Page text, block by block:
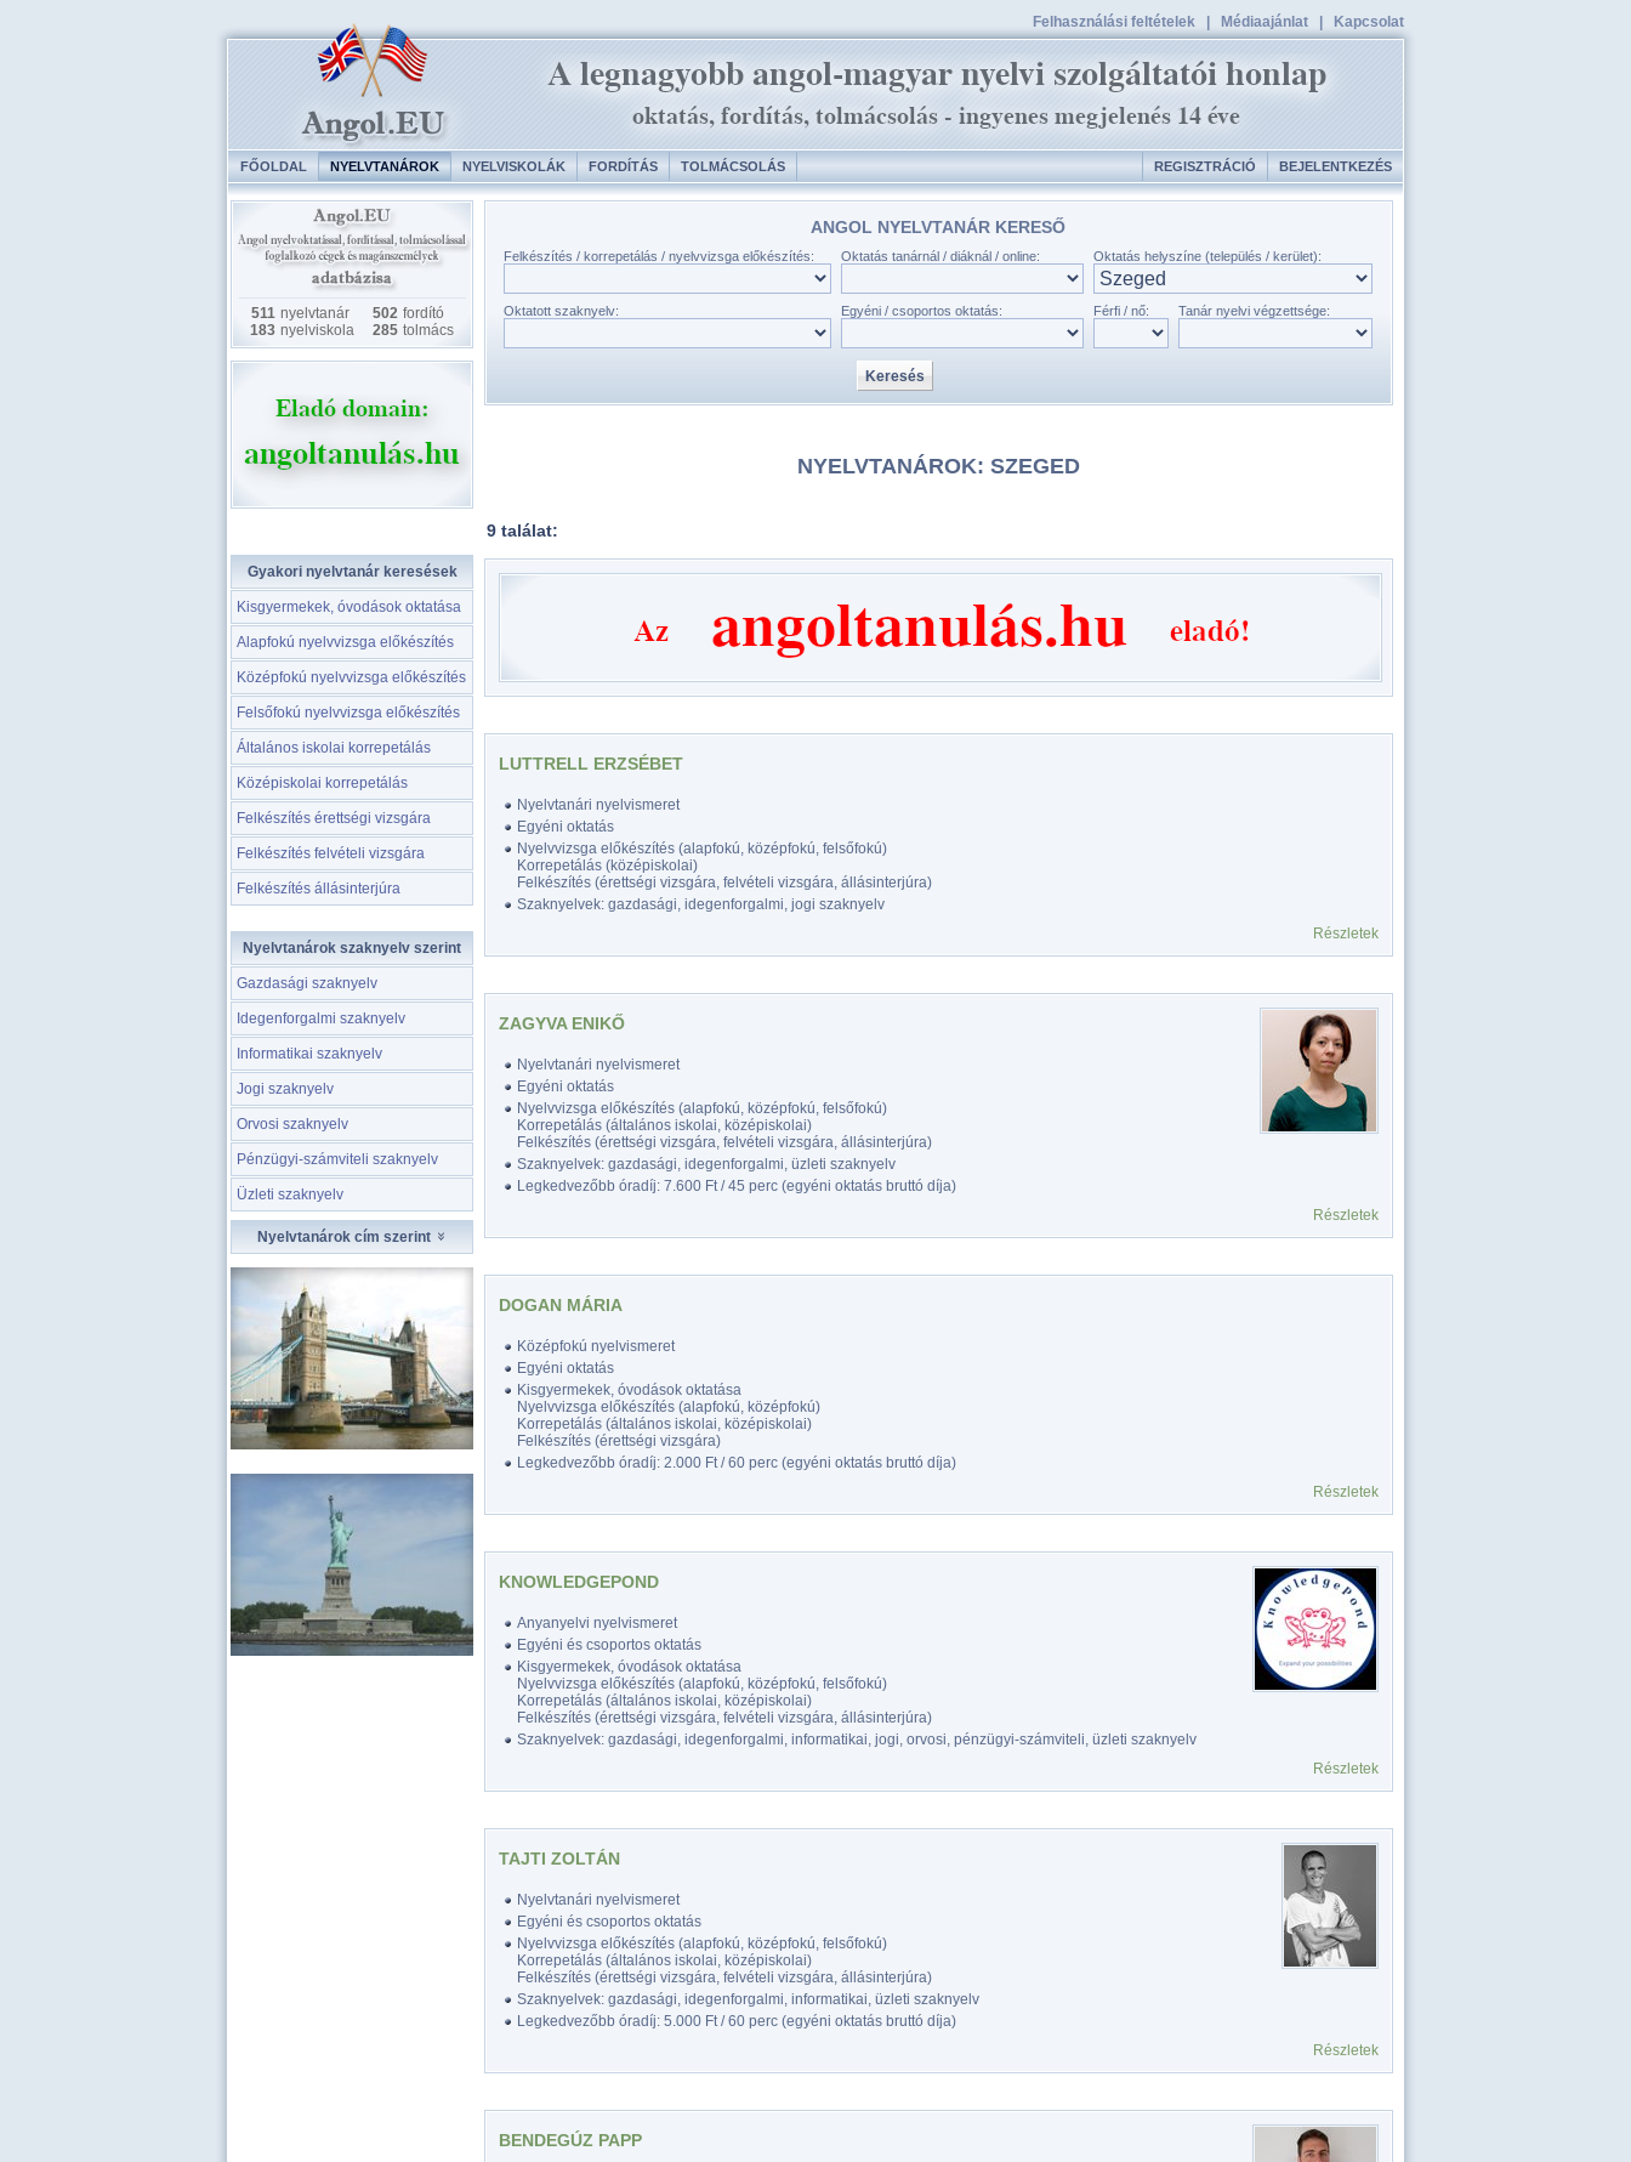
Felhasználási feltételek Médiaajánlat Kapcsolat
FŐOLDAL NYELVTANÁROK NYELVISKOLÁK FORDÍTÁS TOLMÁCSOLÁS REGISZTRÁCIÓ BEJELENTKEZÉS
511 nyelvtanár 502 fordító
183 nyelviskola 285 tolmács
Gyakori nyelvtanár keresések
Kisgyermekek, óvodások oktatása
Alapfokú nyelvvizsga előkészítés
Középfokú nyelvvizsga előkészítés
Felsőfokú nyelvvizsga előkészítés
Általános iskolai korrepetálás
Középiskolai korrepetálás
Felkészítés érettségi vizsgára
Felkészítés felvételi vizsgára
Felkészítés állásinterjúra
Nyelvtanárok szaknyelv szerint
Gazdasági szaknyelv
Idegenforgalmi szaknyelv
Informatikai szaknyelv
Jogi szaknyelv
Orvosi szaknyelv
Pénzügyi-számviteli szaknyelv
Üzleti szaknyelv
Nyelvtanárok cím szerint
ANGOL NYELVTANÁR KERESŐ
Felkészítés / korrepetálás / nyelvvizsga előkészítés: Oktatás tanárnál / diáknál / online: Oktatás helyszíne (település / kerület):
Oktatott szaknyelv: Egyéni / csoportos oktatás: Férfi / nő: Tanár nyelvi végzettsége:
NYELVTANÁROK: SZEGED
9 találat:
LUTTRELL ERZSÉBET
Nyelvtanári nyelvismeret
Egyéni oktatás
Nyelvvizsga előkészítés (alapfokú, középfokú, felsőfokú)
Korrepetálás (középiskolai)
Felkészítés (érettségi vizsgára, felvételi vizsgára, állásinterjúra)
Szaknyelvek: gazdasági, idegenforgalmi, jogi szaknyelv
Részletek
ZAGYVA ENIKŐ
Nyelvtanári nyelvismeret
Egyéni oktatás
Nyelvvizsga előkészítés (alapfokú, középfokú, felsőfokú)
Korrepetálás (általános iskolai, középiskolai)
Felkészítés (érettségi vizsgára, felvételi vizsgára, állásinterjúra)
Szaknyelvek: gazdasági, idegenforgalmi, üzleti szaknyelv
Legkedvezőbb óradíj: 7.600 Ft / 45 perc (egyéni oktatás bruttó díja)
Részletek
DOGAN MÁRIA
Középfokú nyelvismeret
Egyéni oktatás
Kisgyermekek, óvodások oktatása
Nyelvvizsga előkészítés (alapfokú, középfokú)
Korrepetálás (általános iskolai, középiskolai)
Felkészítés (érettségi vizsgára)
Legkedvezőbb óradíj: 2.000 Ft / 60 perc (egyéni oktatás bruttó díja)
Részletek
KNOWLEDGEPOND
Anyanyelvi nyelvismeret
Egyéni és csoportos oktatás
Kisgyermekek, óvodások oktatása
Nyelvvizsga előkészítés (alapfokú, középfokú, felsőfokú)
Korrepetálás (általános iskolai, középiskolai)
Felkészítés (érettségi vizsgára, felvételi vizsgára, állásinterjúra)
Szaknyelvek: gazdasági, idegenforgalmi, informatikai, jogi, orvosi, pénzügyi-számviteli, üzleti szaknyelv
Részletek
TAJTI ZOLTÁN
Nyelvtanári nyelvismeret
Egyéni és csoportos oktatás
Nyelvvizsga előkészítés (alapfokú, középfokú, felsőfokú)
Korrepetálás (általános iskolai, középiskolai)
Felkészítés (érettségi vizsgára, felvételi vizsgára, állásinterjúra)
Szaknyelvek: gazdasági, idegenforgalmi, informatikai, üzleti szaknyelv
Legkedvezőbb óradíj: 5.000 Ft / 60 perc (egyéni oktatás bruttó díja)
Részletek
BENDEGÚZ PAPP